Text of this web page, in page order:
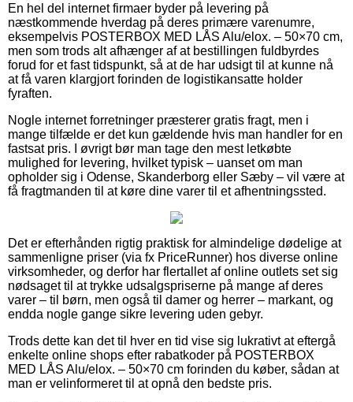
En hel del internet firmaer byder på levering på
næstkommende hverdag på deres primære varenumre,
eksempelvis POSTERBOX MED LÅS Alu/elox. – 50×70 cm,
men som trods alt afhænger af at bestillingen fuldbyrdes
forud for et fast tidspunkt, så at de har udsigt til at kunne nå
at få varen klargjort forinden de logistikansatte holder
fyraften.
Nogle internet forretninger præsterer gratis fragt, men i
mange tilfælde er det kun gældende hvis man handler for en
fastsat pris. I øvrigt bør man tage den mest letkøbte
mulighed for levering, hvilket typisk – uanset om man
opholder sig i Odense, Skanderborg eller Sæby – vil være at
få fragtmanden til at køre dine varer til et afhentningssted.
Det er efterhånden rigtig praktisk for almindelige dødelige at
sammenligne priser (via fx PriceRunner) hos diverse online
virksomheder, og derfor har flertallet af online outlets set sig
nødsaget til at trykke udsalgspriserne på mange af deres
varer – til børn, men også til damer og herrer – markant, og
endda nogle gange sikre levering uden gebyr.
Trods dette kan det til hver en tid vise sig lukrativt at eftergå
enkelte online shops efter rabatkoder på POSTERBOX
MED LÅS Alu/elox. – 50×70 cm forinden du køber, sådan at
man er velinformeret til at opnå den bedste pris.